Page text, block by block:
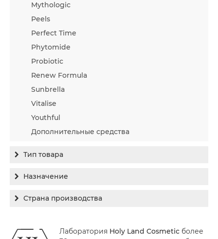
Mythologic
Peels
Perfect Time
Phytomide
Probiotic
Renew Formula
Sunbrella
Vitalise
Youthful
Дополнительные средства
Тип товара
Бальзам
Концентрат
Крем солнцезащитный
Назначение
Гиперпигментация
Заживление
Страна производства
Канада
Лаборатория Holy Land Cosmeticболее